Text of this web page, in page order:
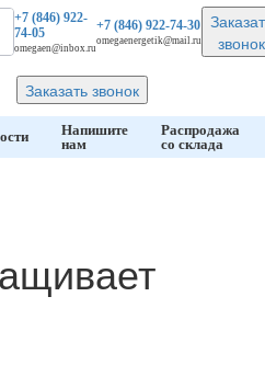
+7 (846)922-
74-05
omegaen@inbox.ru
+7 (846)922-74-30
omegaenergetik@mail.ru
звонок
Заказать звонок
Напишите
нам
Распродажа
со склада